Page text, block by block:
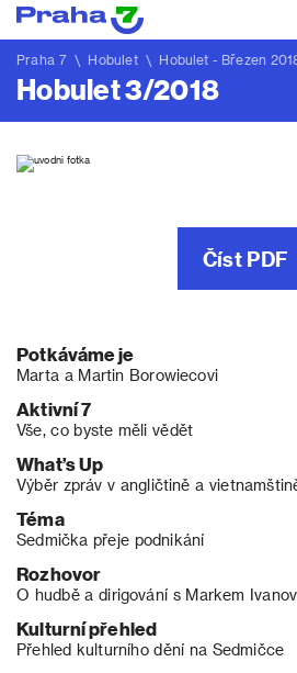
Praha 7\ Hobulet\ Hobulet - Březen
Hobulet 3/2018
Číst PDF
Potkáváme je
Marta a Martin Borowiecovi
Aktivní 7
Vše, co byste měli vědět
What’s Up
Výběr zpráv v angličtině a
Téma
Sedmička přeje podnikání
Rozhovor
O hudbě a dirigování s Markem
Kulturní přehled
Přehled kulturního dění na Sedmičce